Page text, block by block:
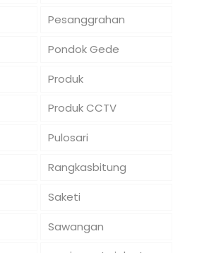
Pesanggrahan
Pondok Gede
Produk
Produk CCTV
Pulosari
Rangkasbitung
Saketi
Sawangan